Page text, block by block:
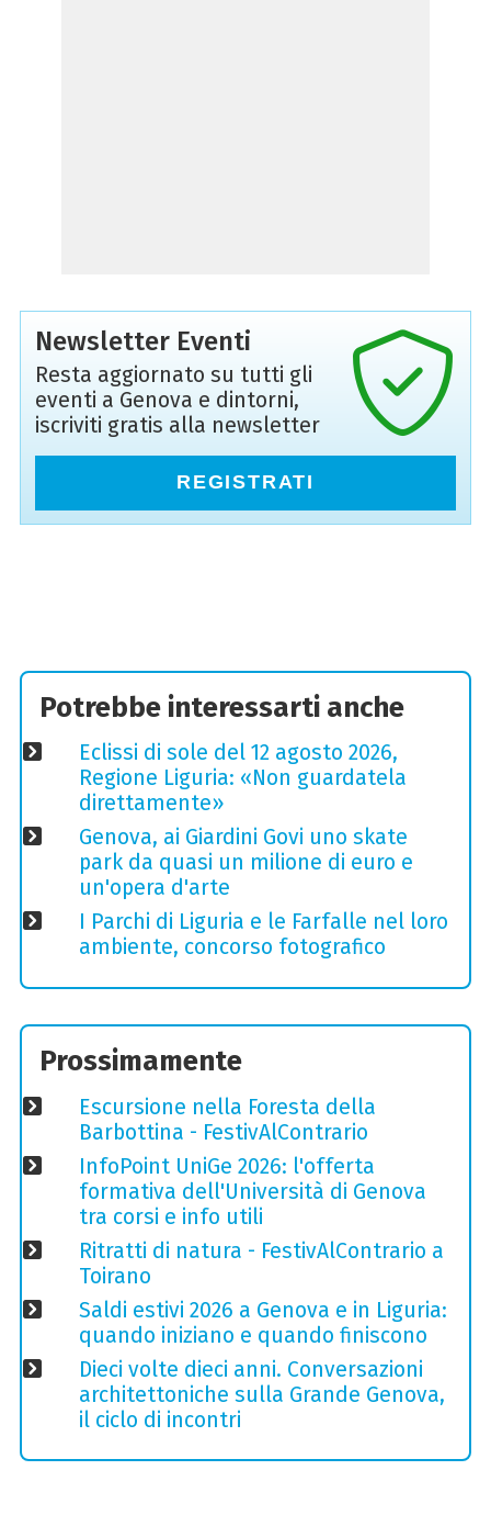
Newsletter Eventi
Resta aggiornato su tutti gli
eventi a Genova e dintorni,
iscriviti gratis alla newsletter
REGISTRATI
Potrebbe interessarti anche
Eclissi di sole del 12 agosto 2026,
Regione Liguria: «Non guardatela
direttamente»
Genova, ai Giardini Govi uno skate
park da quasi un milione di euro e
un'opera d'arte
I Parchi di Liguria e le Farfalle nel loro
ambiente, concorso fotografico
Prossimamente
Escursione nella Foresta della
Barbottina - FestivAlContrario
InfoPoint UniGe 2026: l'offerta
formativa dell'Università di Genova
tra corsi e info utili
Ritratti di natura - FestivAlContrario a
Toirano
Saldi estivi 2026 a Genova e in Liguria:
quando iniziano e quando finiscono
Dieci volte dieci anni. Conversazioni
architettoniche sulla Grande Genova,
il ciclo di incontri